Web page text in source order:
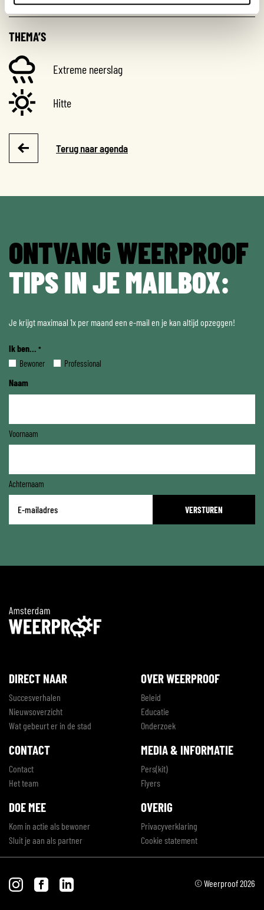
THEMA’S
Extreme neerslag
Hitte
Terug naar agenda
ONTVANG WEERPROOF
TIPS IN JE MAILBOX:
Je krijgt maximaal 1x per maand een e-mail en je kan altijd opzeggen!
Ik ben... *
Bewoner Professional
Naam
Voornaam
Achternaam
mailadres
DIRECT NAAR
Succesverhalen
Nieuwsoverzicht
Wat gebeurt er in de stad
OVER WEERPROOF
Beleid
Educatie
Onderzoek
CONTACT
Contact
Het team
MEDIA & INFORMATIE
Pers(kit)
Flyers
DOE MEE
Kom in actie als bewoner
Sluit je aan als partner
OVERIG
Privacyverklaring
Cookie statement
© Weerproof 2026